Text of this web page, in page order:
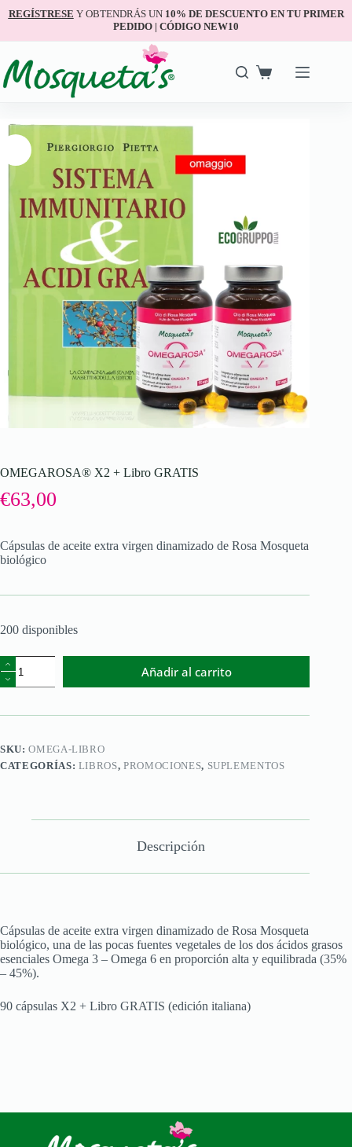
REGÍSTRESE Y OBTENDRÁS UN 10% DE DESCUENTO EN TU PRIMER
PEDIDO | CÓDIGO NEW10
OMEGAROSA® X2 + Libro GRATIS
€63,00
Cápsulas de aceite extra virgen dinamizado de Rosa Mosqueta
biológico
200 disponibles
Añadir al carrito
SKU:OMEGA-LIBRO
CATEGORÍAS: LIBROS,PROMOCIONES, SUPLEMENTOS
Descripción
Cápsulas de aceite extra virgen dinamizado de Rosa Mosqueta
biológico, una de las pocas fuentes vegetales de los dos ácidos grasos
esenciales Omega 3 – Omega 6 en proporción alta y equilibrada (35%
– 45%).
90 cápsulas X2 + Libro GRATIS (edición italiana)